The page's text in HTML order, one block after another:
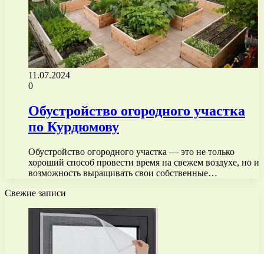
11.07.2024
0
Обустройство огородного участка
по Курдюмову
Обустройство огородного участка — это не только
хороший способ провести время на свежем воздухе, но и
возможность выращивать свои собственные…
Свежие записи